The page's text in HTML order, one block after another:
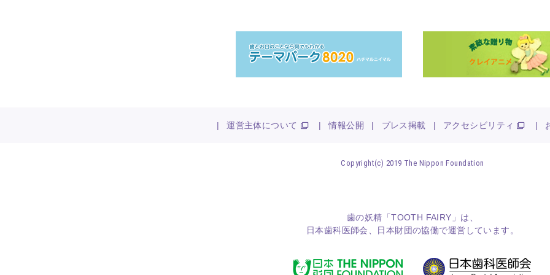
| 運営主体について | 情報公開 | プレス掲載 | アクセシビリティ |
Copyright(c) 2019 The Nippon Foundation
歯の妖精「TOOTH FAIRY」は、
日本歯科医師会
日本財団の協働で運営しています。